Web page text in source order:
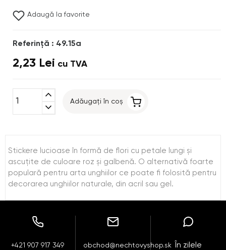
Adaugă la favorite
Referinţă : 49.15a
2,23 Lei cu TVA
expand_less
expand_more
Adăugați în coș
Stickere lucioase în formă de flori cu petale lungi şi
ascuţite de culoare roz şi galbenă. O alternativă foarte
populară pentru arta unghiilor ce poate fi folosită pentru
decorarea unghiilor naturale, din acril sau gel.
+421 907 917 349 obchod@nechtovyshop.sk
În zilele